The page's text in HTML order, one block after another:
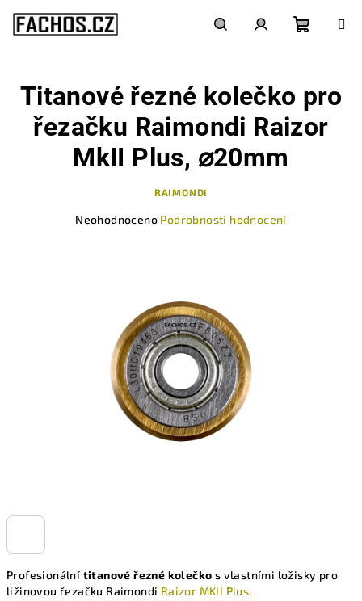
obsah
košík
Profesionální titanové řezné kolečko s vlastními ložisky pro
ližinovou řezačku Raimondi Raizor MKII Plus.
Titanové řezné kolečko pro
řezačku Raimondi Raizor
MkII Plus, ⌀20mm
RAIMONDI
Neohodnoceno Podrobnosti hodnocení